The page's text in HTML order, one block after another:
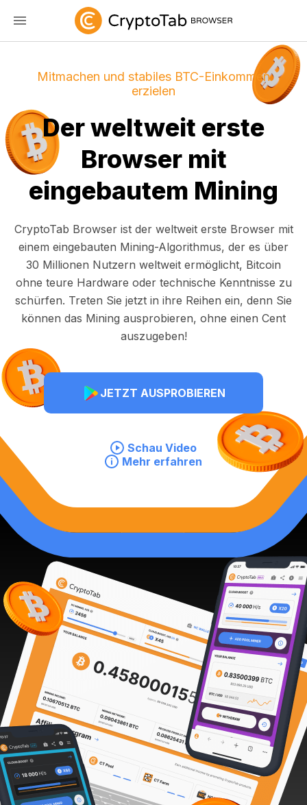
Mitmachen und stabiles BTC-Einkommen
erzielen
Der weltweit erste
Browser mit
eingebautem Mining
CryptoTab Browser ist der weltweit erste Browser mit
einem eingebauten Mining-Algorithmus, der es über
30 Millionen Nutzern weltweit ermöglicht, Bitcoin
ohne teure Hardware oder technische Kenntnisse zu
schürfen. Treten Sie jetzt in ihre Reihen ein, denn Sie
können das Mining ausprobieren, ohne einen Cent
auszugeben!
JETZT AUSPROBIEREN
Schau Video
Mehr erfahren